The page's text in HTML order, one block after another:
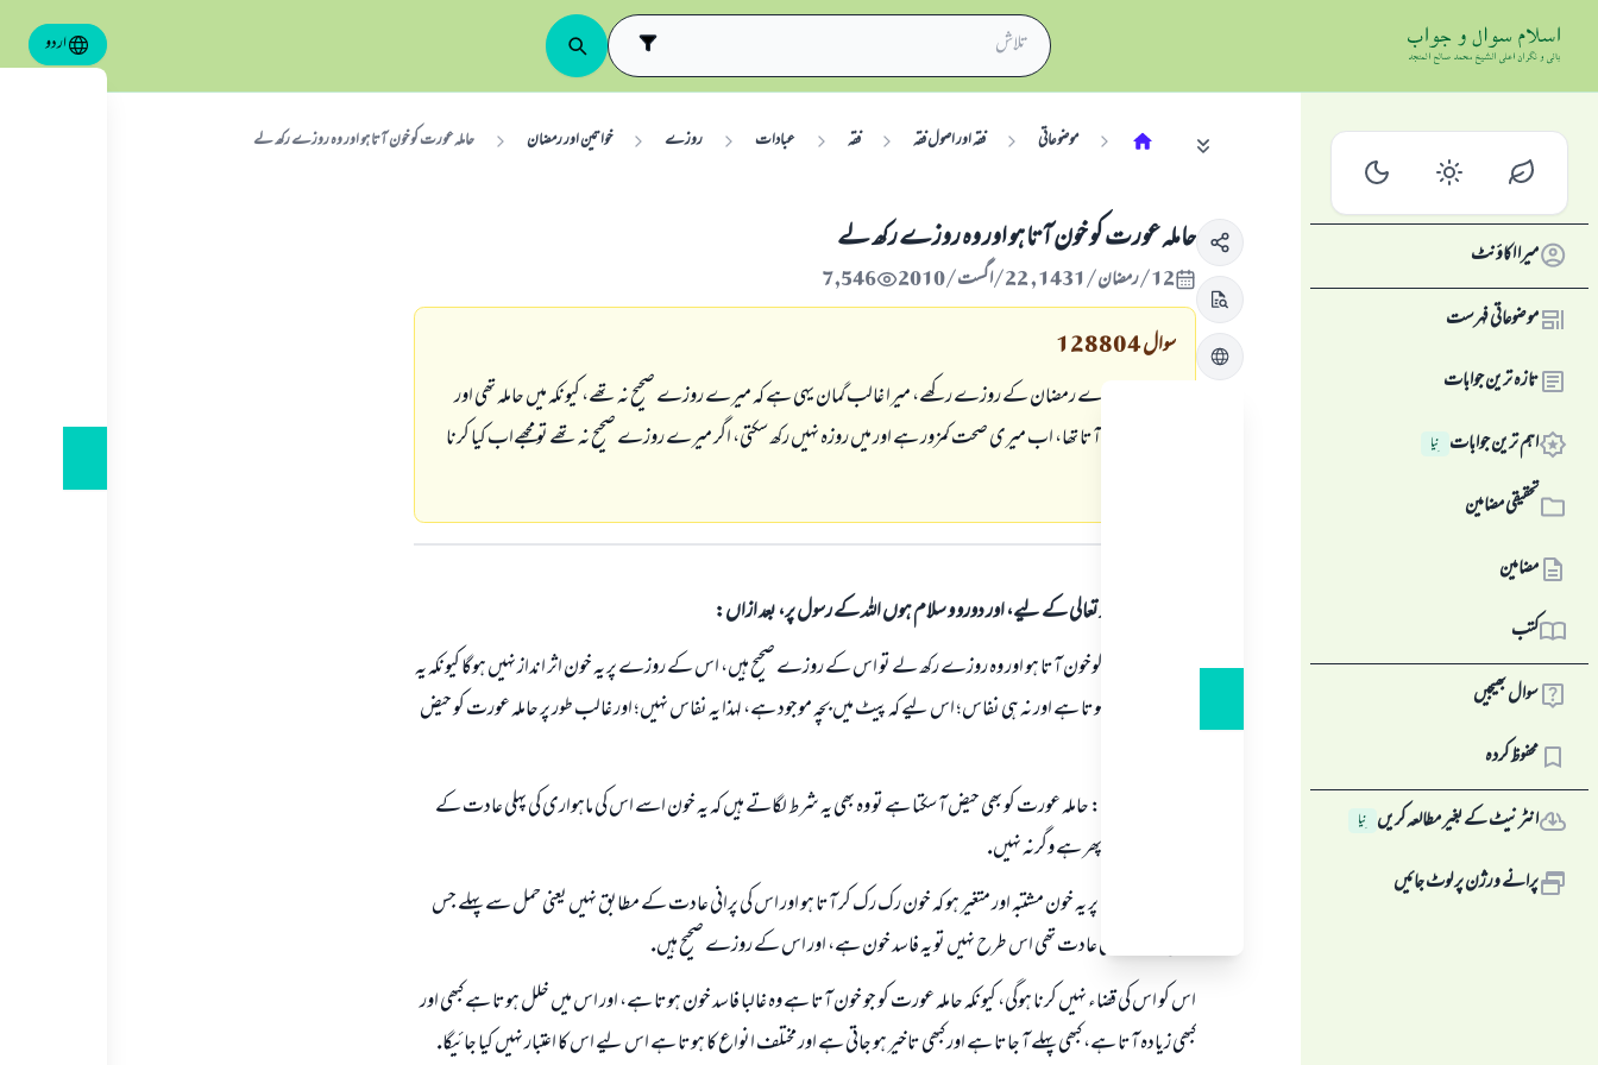
اردو
میرا اکاؤنٹ
موضوعاتی فہرست
تازہ ترین جوابات
اہم ترین جوابات نِیا
تحقیقی مضامین
مضامین
کتب
سوال بھیجیں
محفوظ کردہ
انٹرنیٹ کے بغیر مطالعہ کریں نِیا
پرانے ورژن پر لوٹ جائیں
موضوعاتی فقہ اور اصول فقہ فقہ عبادات روزے خواتین اور رمضان حاملہ عورت كو خون آتا ہو اور وہ روزے ركھ لے
حاملہ عورت كو خون آتا ہو اور وہ روزے ركھ لے
12/رمضان/1431 , 22/اگست/2010 7,546
سوال128804
ميں نے سارے رمضان كے روزے ركھے، ميرا غالب گمان يہى ہے كہ ميرے روزے صحيح نہ تھے، كيونكہ ميں حاملہ تھى اور
مجھے خون بھى آتا تھا، اب ميرى صحت كمزور ہے اور ميں روزہ نہيں ركھ سكتى، اگر ميرے روزے صحيح نہ تھے تو مجھےاب كيا كرنا
ہمہ قسم کی حمد اللہ تعالی کے لیے، اور دورو و سلام ہوں اللہ کے رسول پر، بعد ازاں:
اگر حاملہ عورت كوخون آتا ہو اور وہ روزے ركھ لے تو اس كے روزے صحيح ہيں، اس كے روزے پر يہ خون اثر انداز نہيں ہوگا كيونكہ يہ
نہ تو حيض شمار ہوتا ہے اور نہ ہى نفاس؛ اس ليے كہ پيٹ ميں بچہ موجود ہے، لہذا يہ نفاس نہيں؛ اور غالب طور پر حاملہ عورت كو حيض
اور جو كہتے ہيں كہ: حاملہ عورت كو بھى حيض آ سكتا ہے تو وہ بھى يہ شرط لگاتے ہيں كہ يہ خون اسے اس كى ماہوارى كى پہلى عادت كے
مطابق آتا ہو تو پھر ہے وگرنہ نہيں.
اگر سائلہ عورت پر يہ خون مشتبہ اور متغير ہو كہ خون رك رك كر آتا ہو اور اس كى پرانى عادت كے مطابق نہيں يعنى حمل سے پہلے جس
طرح ماہوارى كى عادت تھى اس طرح نہيں تو يہ فاسد خون ہے، اور اس كے روزے صحيح ہيں.
اس كو اس كى قضاء نہيں كرنا ہوگى، كيونكہ حاملہ عورت كو جو خون آتا ہے وہ غالبا فاسد خون ہوتا ہے، اور اس ميں خلل ہوتا ہے كبھى اور
كبھى زيادہ آتا ہے، كبھى پہلے آ جاتا ہے اور كبھى تاخير ہو جاتى ہے اور مختلف انواع كا ہوتا ہے اس ليے اس كا اعتبار نہيں كيا جائيگا.